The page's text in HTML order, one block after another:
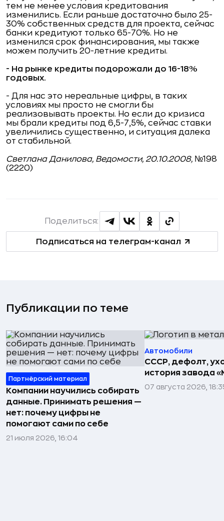
тем не менее условия кредитования
изменились. Если раньше достаточно было 25-
30% собственных средств для проекта, сейчас
банки кредитуют только 65-70%. Но не
изменился срок финансирования, мы также
можем получить 20-летние кредиты.
- На рынке кредиты подорожали до 16-18%
годовых.
- Для нас это нереальные цифры, в таких
условиях мы просто не смогли бы
реализовывать проекты. Но если до кризиса
мы брали кредиты под 6,5-7,5%, сейчас ставки
увеличились существенно, и ситуация далека
от стабильной.
Светлана Данилова, Ведомости, 20.10.2008, №198
(2220)
Подписаться на телеграм-канал
Поделиться:
Публикации по теме
Партнёрский материал
Компании научились собирать
данные. Принимать решения —
нет: почему цифры не
помогают сами по себе
21 июля 2026, 16:04
Автомобили
СССР, дефолт,
история завода
07 августа 2026,